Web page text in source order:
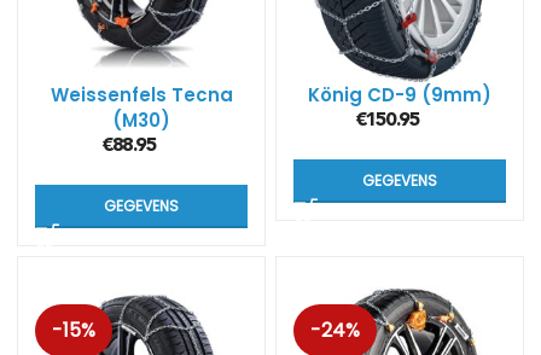
Weissenfels Tecna
(M30)
€88.95
GEGEVENS
König CD-9 (9mm)
€150.95
GEGEVENS
-15% -24%